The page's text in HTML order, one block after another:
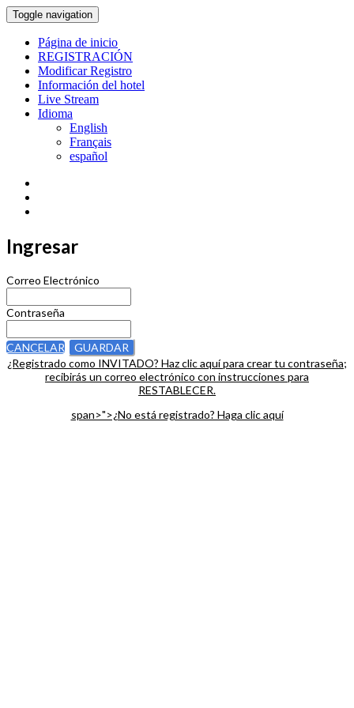
Toggle navigation
Página de inicio
REGISTRACIÓN
Modificar Registro
Información del hotel
Live Stream
Idioma
English
Français
español
Ingresar
Correo Electrónico
Contraseña
CANCELAR
GUARDAR
¿Registrado como INVITADO? Haz clic aquí para crear tu contraseña;
recibirás un correo electrónico con instrucciones para
RESTABLECER.
span>">¿No está registrado? Haga clic aquí